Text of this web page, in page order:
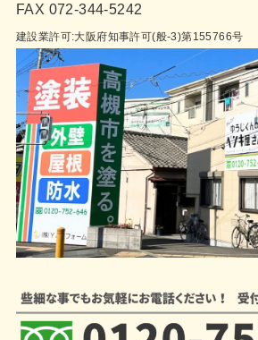
FAX 072-344-5242
建設業許可:大阪府知事許可(般-3)第155766号